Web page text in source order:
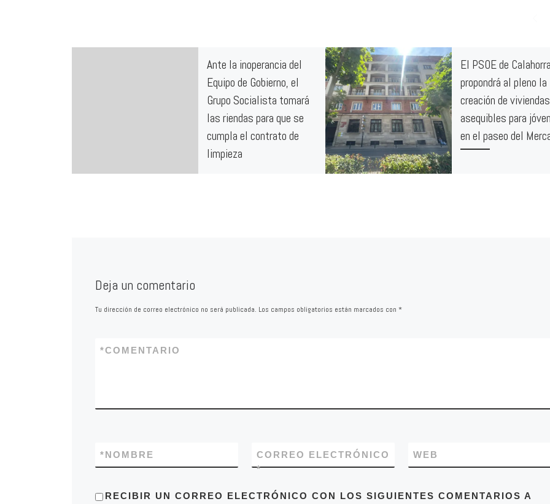
Ante la inoperancia del
Equipo de Gobierno, el
Grupo Socialista tomará
las riendas para que se
cumpla el contrato de
limpieza
El PSOE de Calahorra
propondrá al pleno la
creación de viviendas
asequibles para
en el paseo del
Deja un comentario
Tu dirección de correo electrónico no será publicada. Los campos obligatorios están marcados con *
COMENTARIO
*
NOMBRE
*
CORREO ELECTRÓNICO
*
WEB
RECIBIR UN CORREO ELECTRÓNICO CON LOS SIGUIENTES COMENTARIOS A